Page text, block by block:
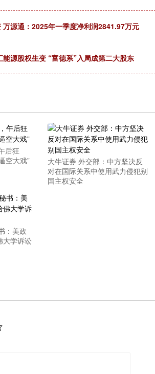
万源通：2025年一季度净利润2841.97万元
能源股权生变 “富德系”入局成第二大股东
后狂
空大戏”
大牛证券 外交部：中方坚决反
对在国际关系中使用武力侵犯别
国主权安全
：美政
大学诉讼